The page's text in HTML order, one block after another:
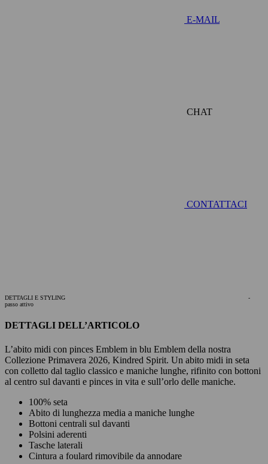
E-MAIL
CHAT
CONTATTACI
DETTAGLI E STYLING
-
passo attivo
DETTAGLI DELL’ARTICOLO
L’abito midi con pinces Emblem in blu Emblem della nostra
Collezione Primavera 2026, Kindred Spirit. Un abito midi in seta
con colletto dal taglio classico e maniche lunghe, rifinito con bottoni
al centro sul davanti e pinces in vita e sull’orlo delle maniche.
100% seta
Abito di lunghezza media a maniche lunghe
Bottoni centrali sul davanti
Polsini aderenti
Tasche laterali
Cintura a foulard rimovibile da annodare